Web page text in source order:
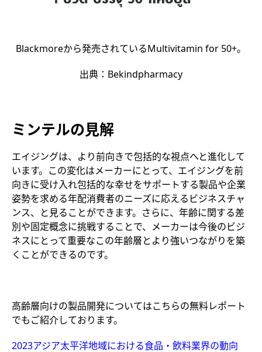
Blackmoreから発売されているMultivitamin for 50+。
出典：Bekindpharmacy
ミンテルの見解
エイジングは、より前向きで包括的な視点へと進化して
います。この変化はメーカーにとって、エイジングを前
向きに受け入れ包括的な幸せをサポートする製品や企業
姿勢を求める年配消費者のニーズに応えるビジネスチャ
ンス、と見ることができます。さらに、年齢に関する差
別や固定概念に挑戦することで、メーカーは今後のビジ
ネスにとって重要なこの年齢層とより強いつながりを築
くことができるのです。
高齢層向けの製品開発についてはこちらの無料レポート
でもご紹介しております。
2023アジア太平洋地域における食品・飲料業界の動向